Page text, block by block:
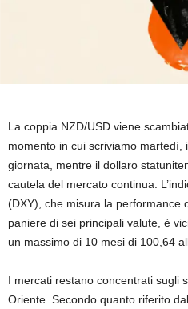
La coppia NZD/USD viene
momento in cui scriviamo martedì,
giornata, mentre il dollaro
cautela del mercato continua.
(DXY), che misura la performance
paniere di sei principali valute, è
un massimo di 10 mesi di 100,64
I mercati restano concentrati sugli
Oriente. Secondo quanto riferito